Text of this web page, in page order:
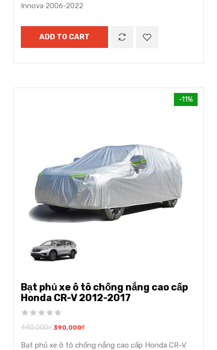
Innova 2006-2022
ADD TO CART
-11%
Bạt phủ xe ô tô chống nắng cao cấp
Honda CR-V 2012-2017
440,000₫ 390,000₫
Bạt phủ xe ô tô chống nắng cao cấp Honda CR-V